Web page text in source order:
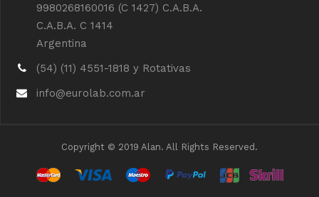
9980268160016 (C 1427) C.A.B.A.
C.A.B.A. C 1414
Argentina
(54) (11) 4551-1818 y Rotativas
info@eurolab.com.ar
Copyright © 2019 Alan. All Rights Reserved.